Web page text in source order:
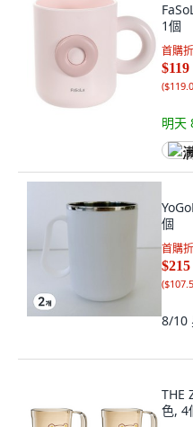
1個
首購
$119
(
明天
個
首購
$215
(
8/10
THE
色, 4